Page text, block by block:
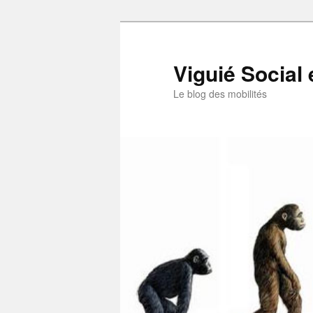
Viguié Social
Le blog des mobilités